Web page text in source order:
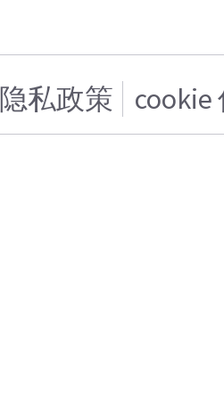
隐私政策 cookie